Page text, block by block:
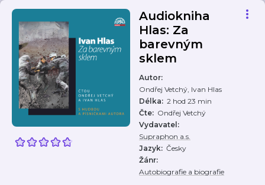
Audiokniha
Hlas: Za
barevným
sklem
Autor:
Ondřej Vetchý, Ivan Hlas
Délka: 2 hod 23 min
Čte: Ondřej Vetchý
Vydavatel :
Supraphon a.s.
Jazyk: Česky
Žánr:
Autobiografie a biografie